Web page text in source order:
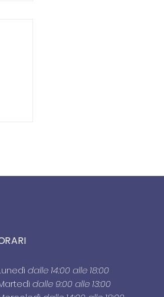
dalle 14:00 alle 18:00
dalle 9:00 alle 13:00